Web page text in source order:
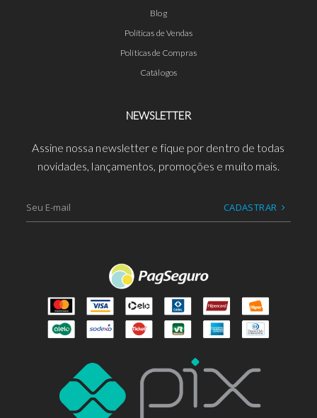
Blog
Políticas de Vendas
Políticas de Compras
Catálogos
NEWSLETTER
Assine nossa newsletter e fique por dentro de todas
novidades, lançamentos, promoções e muito mais.
CADASTRAR